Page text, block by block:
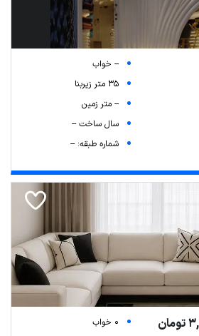
-- خواب
35 متر زیربنا
-- متر زمین
سال ساخت --
شماره طبقه: --
0 خواب